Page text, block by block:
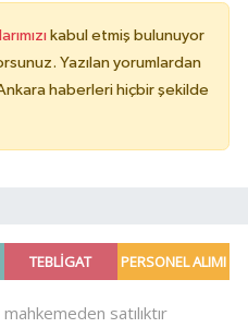
kabul etmiş bulunuyor
Yazılan yorumlardan
haberleri hiçbir şekilde